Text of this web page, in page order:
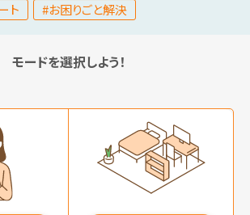
ト
#お困りごと解決
モードを選択しよう！